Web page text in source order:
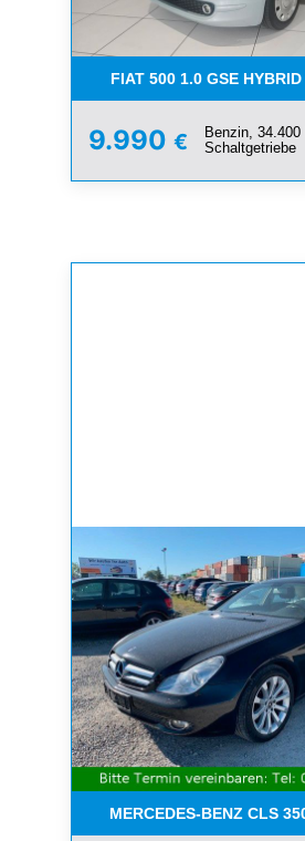
FIAT 500 1.0 GSE
9.990 €
Benzin, 34.400
Schaltgetriebe
MERCEDES-BENZ CLS